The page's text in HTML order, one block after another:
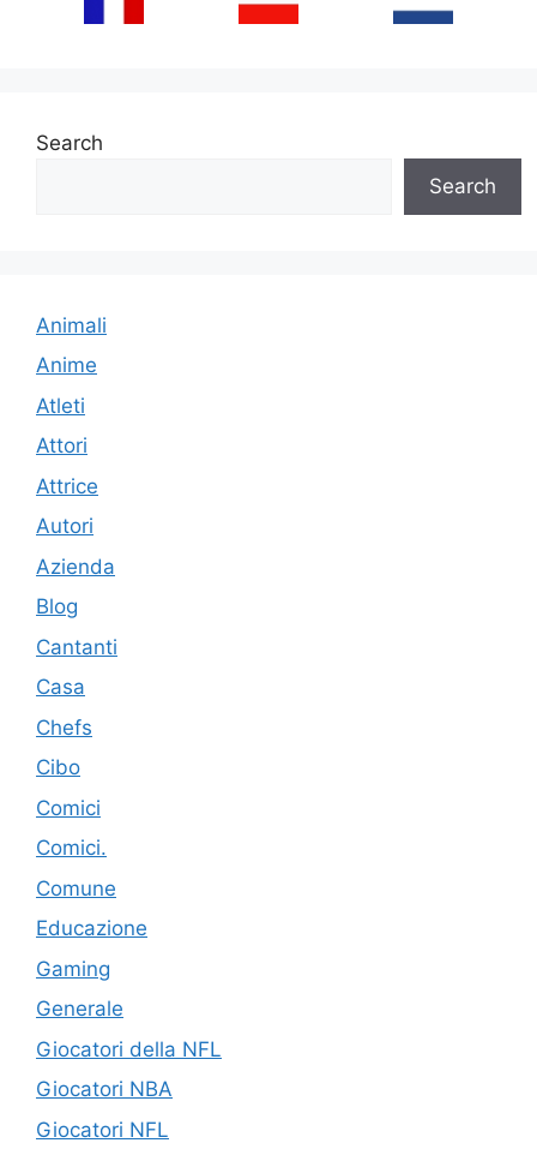
Search
Search
Animali
Anime
Atleti
Attori
Attrice
Autori
Azienda
Blog
Cantanti
Casa
Chefs
Cibo
Comici
Comici.
Comune
Educazione
Gaming
Generale
Giocatori della NFL
Giocatori NBA
Giocatori NFL